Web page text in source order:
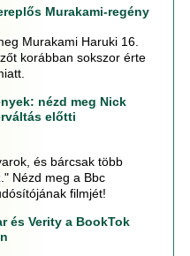
Murakami-regény
Murakami Haruki 16.
korábban sokszor érte
nézd meg Nick
előtti
és bárcsak több
Nézd meg a Bbc
filmjét!
és Verity a BookTok